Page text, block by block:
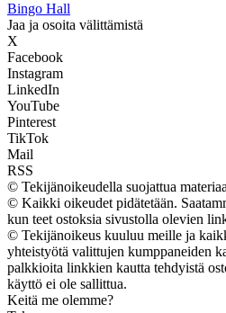
Bingo Hall
Jaa ja osoita välittämistä
X
Facebook
Instagram
LinkedIn
YouTube
Pinterest
TikTok
Mail
RSS
© Tekijänoikeudella suojattua
© Kaikki oikeudet pidätetään.
kun teet ostoksia sivustolla olevien
© Tekijänoikeus kuuluu meille ja
yhteistyötä valittujen kumppaneiden
palkkioita linkkien kautta tehdyistä
käyttö ei ole sallittua.
Keitä me olemme?